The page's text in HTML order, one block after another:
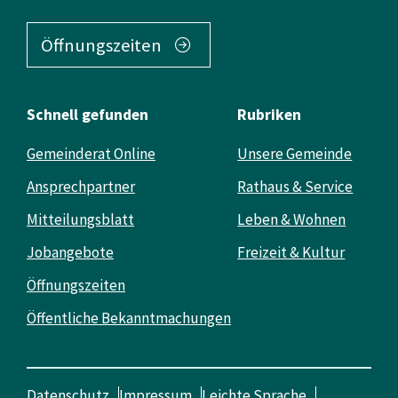
Öffnungszeiten
Schnell gefunden
Gemeinderat Online
Ansprechpartner
Mitteilungsblatt
Jobangebote
Öffnungszeiten
Öffentliche Bekanntmachungen
Rubriken
Unsere Gemeinde
Rathaus & Service
Leben & Wohnen
Freizeit & Kultur